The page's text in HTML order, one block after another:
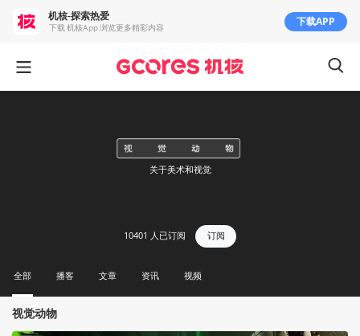
关于美术和视觉
10401 人已订阅 订阅
全部 播客 文章 资讯 视频
视觉动物
机核-探索热爱
下载 机核App 浏览更多精彩内容 下载APP